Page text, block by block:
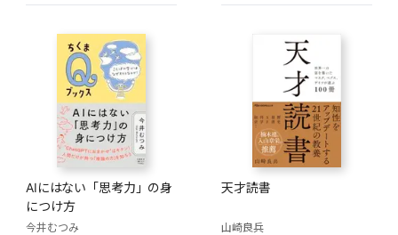
AIにはない「思考力」の身
につけ方
今井むつみ
天才読書
山崎良兵